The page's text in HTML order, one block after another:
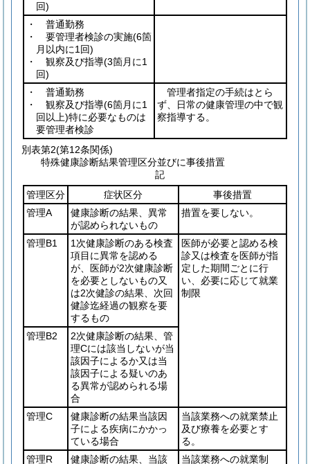
回)
・ 普通勤務
・ 要管理者検診の実施(6箇
月以内に1回)
・ 観察及び指導(3箇月に1
回)
・ 普通勤務
・ 観察及び指導(6箇月に1
回以上)特に必要なものは
要管理者検診
管理者指定の手続はとら
ず、日常の健康管理の中で観
察指導する。
別表第2(第12条関係)
特殊健康診断結果管理区分並びに事後措置
記
管理区分
症状区分
事後措置
管理A
健康診断の結果、異常
が認められないもの
措置を要しない。
管理B1
1次健康診断のある検査
項目に異常を認める
が、医師が2次健康診断
を必要としないもの又
は2次健診の結果、次回
健診迄経過の観察を要
するもの
医師が必要と認める検
診又は検査を医師が指
定した期間ごとに行
い、必要に応じて就業
制限
管理B2
2次健康診断の結果、管
理Cには該当しないが当
該因子によるか又は当
該因子による疑いのあ
る異常が認められる場
合
管理C
健康診断の結果当該因
子による疾病にかかっ
ている場合
当該業務への就業禁止
及び療養を必要とす
る。
管理R
健康診断の結果、当該 当該業務への就業制